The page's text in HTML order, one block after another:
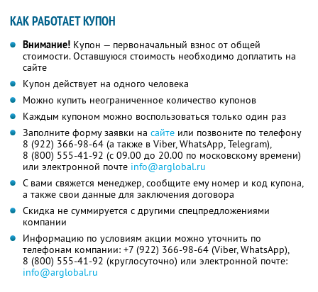
КАК РАБОТАЕТ КУПОН
Внимание! Купон — первоначальный взнос от общей
стоимости. Оставшуюся стоимость необходимо доплатить на
сайте
Купон действует на одного человека
Можно купить неограниченное количество купонов
Каждым купоном можно воспользоваться только один раз
Заполните форму заявки на сайте или позвоните по телефону
8 (922) 366-98-64 (а также в Viber, WhatsApp, Telegram),
8 (800) 555-41-92 (с 09.00 до 20.00 по московскому времени)
или электронной почте info@arglobal.ru
С вами свяжется менеджер, сообщите ему номер и код купона,
а также свои данные для заключения договора
Скидка не суммируется с другими спецпредложениями
компании
Информацию по условиям акции можно уточнить по
телефонам компании: +7 (922) 366-98-64 (Viber, WhatsApp),
8 (800) 555-41-92 (круглосуточно) или электронной почте:
info@arglobal.ru